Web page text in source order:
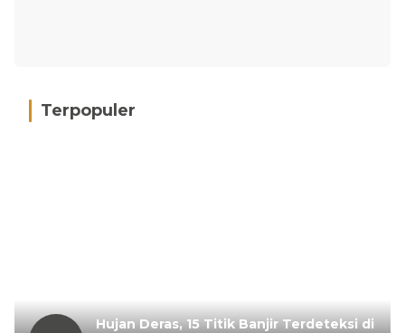
Terpopuler
Hujan Deras, 15 Titik Banjir Terdeteksi di